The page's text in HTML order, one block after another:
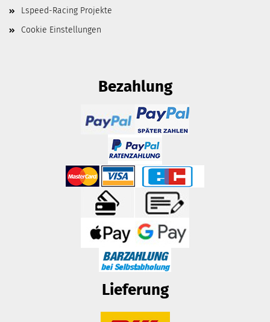
Lspeed-Racing Projekte
Cookie Einstellungen
Bezahlung
Lieferung